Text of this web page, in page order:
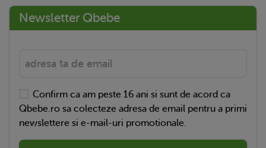
Newsletter Qbebe
Confirm ca am peste 16 ani si sunt de acord ca
Qbebe.ro sa colecteze adresa de email pentru a primi
newslettere si e-mail-uri promotionale.